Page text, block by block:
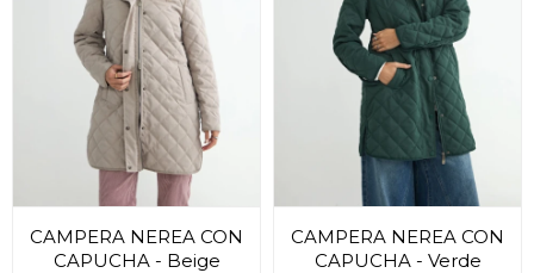
CAMPERA NEREA CON
CAPUCHA - Beige
CAMPERA NEREA CON
CAPUCHA - Verde